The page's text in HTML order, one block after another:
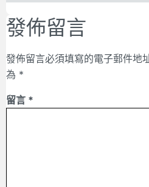
發佈留言
發佈留言必須填寫的電子郵件地
為 *
留言 *